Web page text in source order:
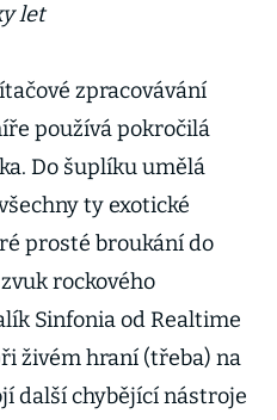
let
zpracovávání
používá pokročilá
Do šuplíku umělá
ty exotické
prosté broukání do
rockového
Sinfonia od Realtime
živém hraní (třeba) na
další chybějící nástroje